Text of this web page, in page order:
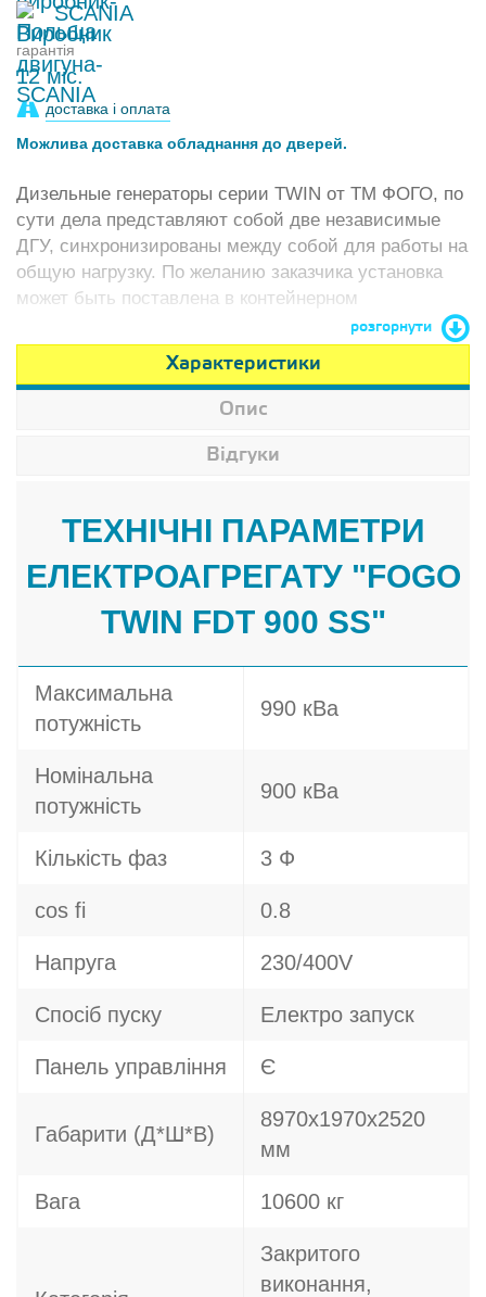
SCANIA
гарантія
12 міс.
доставка і оплата
Можлива доставка обладнання до дверей.
Дизельные генераторы серии TWIN от ТМ ФОГО, по
сути дела представляют собой две независимые
ДГУ, синхронизированы между собой для работы на
общую нагрузку. По желанию заказчика установка
может быть поставлена в контейнерном
исполнении, или смонтирована на раме.розгорнути
Характеристики
Опис
Відгуки
ТЕХНІЧНІ ПАРАМЕТРИ
ЕЛЕКТРОАГРЕГАТУ "FOGO
TWIN FDT 900 SS"
Максимальна
потужність
990 кВа
Номінальна
потужність
900 кВа
Кількість фаз 3 Ф
cos fi 0.8
Напруга 230/400V
Спосіб пуску Електро запуск
Панель управління Є
Габарити (Д*Ш*В)
8970х1970х2520
мм
Вага 10600 кг
Закритого
виконання,